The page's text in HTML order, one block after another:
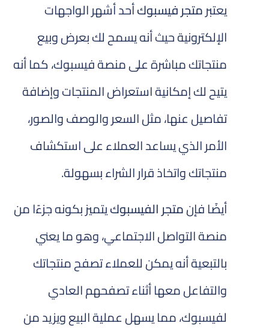
يعتبرمتجر فيسبوكأحد أشهر الواجهات
الإلكترونية حيث أنه يسمح لك بعرض وبيع
منتجاتك مباشرة على منصة فيسبوك، كما أنه
يتيح لك إمكانية استعراض المنتجات وإضافة
تفاصيل عنها، مثل السعر والوصف والصور،
الأمر الذي يساعد العملاء على استكشاف
منتجاتك واتخاذ قرار الشراء بسهولة.
أيضًا فإنمتجر الفيسبوكيتميز بكونه جزءًا من
منصة التواصل الاجتماعي، وهو ما يعني
بالتبعية أنه يمكن للعملاء تصفح منتجاتك
والتفاعل معها أثناء تصفحهم العادي
لفيسبوك، مما يسهل عملية البيع ويزيد من